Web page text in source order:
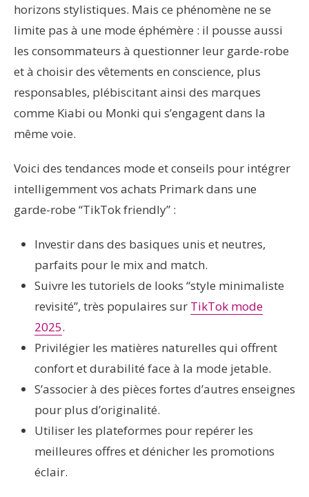
horizons stylistiques. Mais ce phénomène ne se
limite pas à une mode éphémère : il pousse aussi
les consommateurs à questionner leur garde-robe
et à choisir des vêtements en conscience, plus
responsables, plébiscitant ainsi des marques
comme Kiabi ou Monki qui s’engagent dans la
même voie.
Voici des tendances mode et conseils pour intégrer
intelligemment vos achats Primark dans une
garde-robe “TikTok friendly” :
Investir dans des basiques unis et neutres,
parfaits pour le mix and match.
Suivre les tutoriels de looks “style minimaliste
revisité”, très populaires sur TikTok mode
2025.
Privilégier les matières naturelles qui offrent
confort et durabilité face à la mode jetable.
S’associer à des pièces fortes d’autres enseignes
pour plus d’originalité.
Utiliser les plateformes pour repérer les
meilleures offres et dénicher les promotions
éclair.